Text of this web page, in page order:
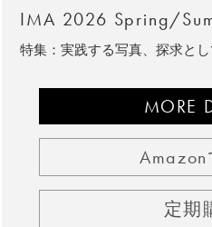
IMA 2026 Spring/
特集：実践する写真、探求と
MORE
定期